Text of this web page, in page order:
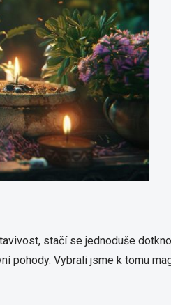
stačí se jednoduše
pohody. Vybrali jsme k tomu